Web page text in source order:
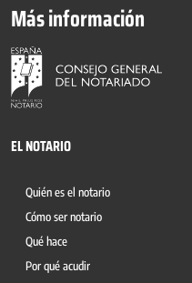
Más información
EL NOTARIO
Quién es el notario
Cómo ser notario
Qué hace
Por qué acudir